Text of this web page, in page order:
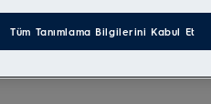
Tüm Tanımlama Bilgilerini Kabul Et